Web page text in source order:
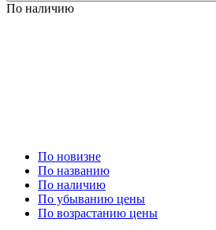
По наличию
По новизне
По названию
По наличию
По убыванию цены
По возрастанию цены